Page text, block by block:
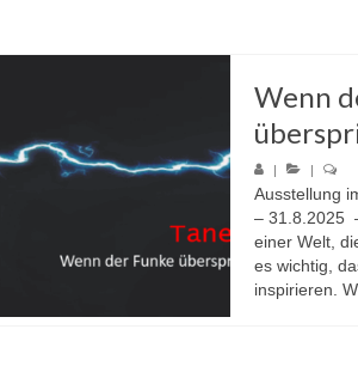
Wenn
| |
Ausstellung
– 31.8.2025
einer Welt,
es wichtig,
inspirieren.